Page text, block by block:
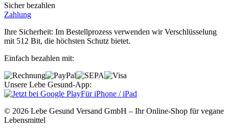
Sicher bezahlen
Zahlung
Ihre Sicherheit: Im Bestellprozess verwenden wir Verschlüsselung
mit 512 Bit, die höchsten Schutz bietet.
Einfach bezahlen mit:
Unsere Lebe Gesund-App:
Für iPhone / iPad
© 2026 Lebe Gesund Versand GmbH – Ihr Online‐Shop für vegane
Lebensmittel